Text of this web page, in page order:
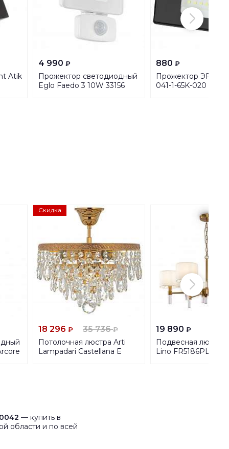
Atik
4 990 ₽
Прожектор светодиодный
Eglo Faedo 3 10W 33156
880 ₽
Прожектор ЭРА
041-1-65K-020
Скидка
18 296 ₽ 35 736₽
Потолочная люстра Arti
Lampadari Castellana E
19 890 ₽
Подвесная люстра
Lino FR5186PL-
— купить в
области и по всей